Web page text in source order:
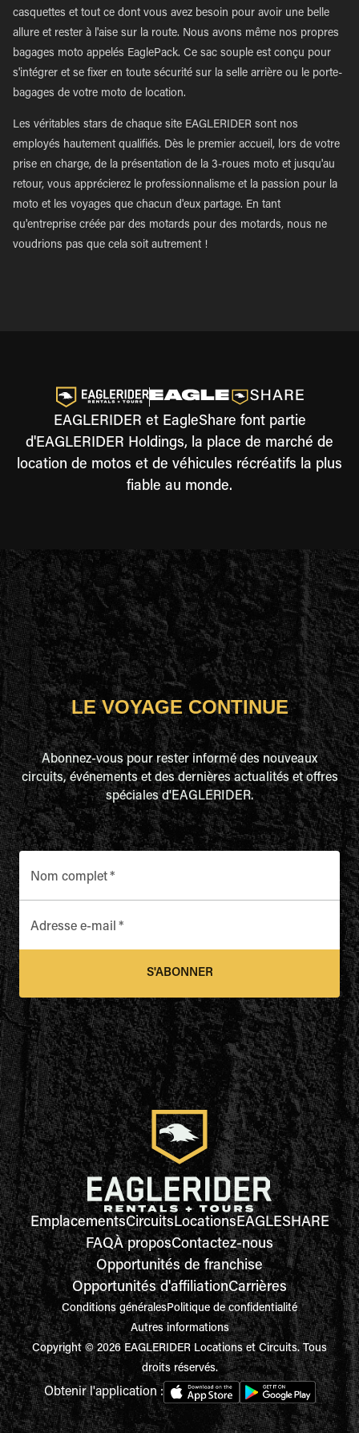
casquettes et tout ce dont vous avez besoin pour avoir une belle
allure et rester à l'aise sur la route. Nous avons même nos propres
bagages moto appelés EaglePack. Ce sac souple est conçu pour
s'intégrer et se fixer en toute sécurité sur la selle arrière ou le porte-
bagages de votre moto de location.
Les véritables stars de chaque site EAGLERIDER sont nos
employés hautement qualifiés. Dès le premier accueil, lors de votre
prise en charge, de la présentation de la 3-roues moto et jusqu'au
retour, vous apprécierez le professionnalisme et la passion pour la
moto et les voyages que chacun d'eux partage. En tant
qu'entreprise créée par des motards pour des motards, nous ne
voudrions pas que cela soit autrement !
EAGLERIDER et EagleShare font partie
d'EAGLERIDER Holdings, la place de marché de
location de motos et de véhicules récréatifs la plus
fiable au monde.
LE VOYAGE CONTINUE
Abonnez-vous pour rester informé des nouveaux
circuits, événements et des dernières actualités et offres
spéciales d'EAGLERIDER.
Nom complet*
Adresse e-mail *
S'ABONNER
EmplacementsCircuitsLocationsEAGLESHARE
FAQÀ proposContactez-nous
Opportunités de franchise
Opportunités d'affiliationCarrières
Conditions généralesPolitique de confidentialité
Autres informations
Copyright © 2026 EAGLERIDER Locations et Circuits. Tous
droits réservés.
Obtenir l'application :